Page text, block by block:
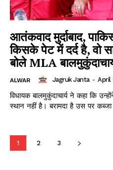
आतंकवाद मुर्दाबाद,
किसके पेट में दर्द है, वो
बोले MLA
ALWAR Jagruk Janta - April
विधायक बालमुकुंदाचार्य ने कहा कि
स्थान नहीं है। बरामदा है उस पर
1 2 3